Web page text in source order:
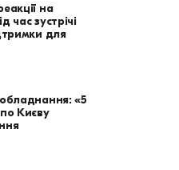
на
час зустрічі
для
«5
Києву